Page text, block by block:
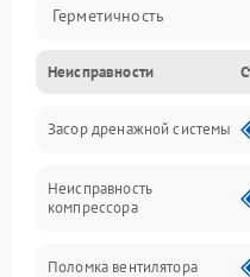
Герметичность
Механика
Управление
Электропитание
Неисправности
Засор дренажной системы
Неисправность
компрессора
Поломка вентилятора